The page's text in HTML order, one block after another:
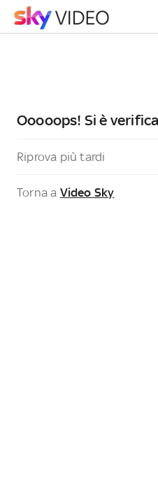
Ooooops! Si è
Riprova più tardi
Torna a Video Sky